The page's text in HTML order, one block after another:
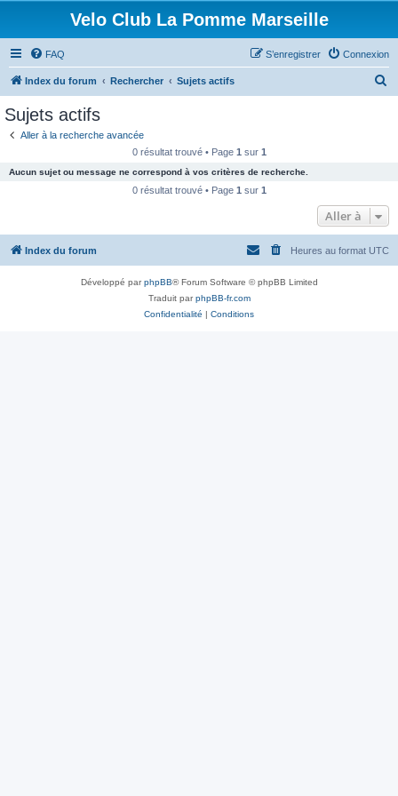
Velo Club La Pomme Marseille
FAQ Connexion
S’enregistrer
Index du forum Rechercher Sujets actifs
c
e
Sujets actifs
Aller à la recherche avancée
0 résultat trouvé • Page 1 sur 1
Aucun sujet ou message ne correspond à vos critères de recherche.
0 résultat trouvé • Page 1 sur 1
Aller à
Index du forum Heures au format UTC
Développé parphpBB® Forum Software © phpBB Limited
Traduit parphpBB-fr.com
Confidentialité | Conditions